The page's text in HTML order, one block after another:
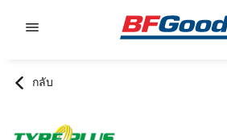
กลับ